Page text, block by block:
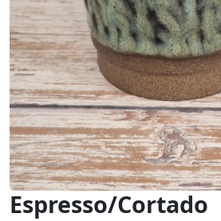
Espresso/Cortado